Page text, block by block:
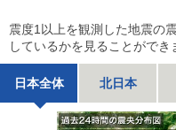
震度1以上を観測した地震の
しているかを見ることができ
日本全体 北日本